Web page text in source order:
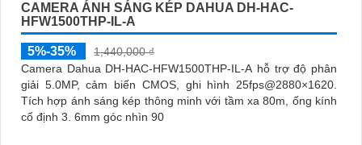
CAMERA ÁNH SÁNG KÉP DAHUA DH-HAC-
HFW1500THP-IL-A
5%-35%
1,440,000 ₫
Camera Dahua DH-HAC-HFW1500THP-IL-A hỗ trợ độ phân
giải 5.0MP, cảm biến CMOS, ghi hình 25fps@2880×1620.
Tích hợp ánh sáng kép thông minh với tầm xa 80m, ống kính
cố định 3. 6mm góc nhìn 90